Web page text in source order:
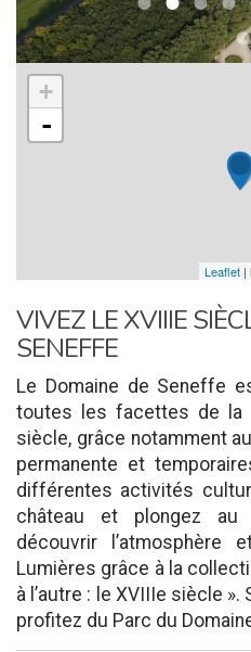
+
-
Leaflet |
VIVEZ LE XVIIIE
SENEFFE
Le Domaine de Seneffe
toutes les facettes de la
siècle, grâce notamment
permanente et
différentes activités
château et plongez
découvrir
Lumières grâce à la
à l’autre : le XVIIIe siècle
profitez du Parc du